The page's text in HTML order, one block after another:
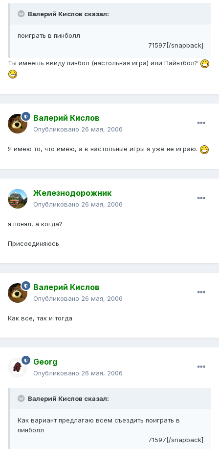
Валерий Кислов сказал:
поиграть в пинболл
71597[/snapback]
Ты имеешь ввиду пинбол (настольная игра) или Пайнтбол?
Валерий Кислов
Опубликовано 26 мая, 2006
Я имею то, что имею, а в настольные игры я уже не играю.
Железнодорожник
Опубликовано 26 мая, 2006
я понял, а когда?
Присоединяюсь
Валерий Кислов
Опубликовано 26 мая, 2006
Как все, так и тогда.
Georg
Опубликовано 26 мая, 2006
Валерий Кислов сказал:
Как вариант предлагаю всем съездить поиграть в
пинболл
71597[/snapback]